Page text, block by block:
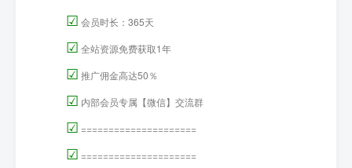
☑ 会员时长：365天
☑ 全站资源免费获取1年
☑ 推广佣金高达50％
☑ 内部会员专属【微信】交流群
☑ =====================
☑ =====================